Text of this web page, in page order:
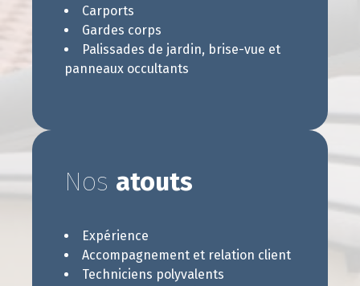
Carports
Gardes corps
Palissades de jardin, brise-vue et
panneaux occultants
Nos atouts
Expérience
Accompagnement et relation client
Techniciens polyvalents